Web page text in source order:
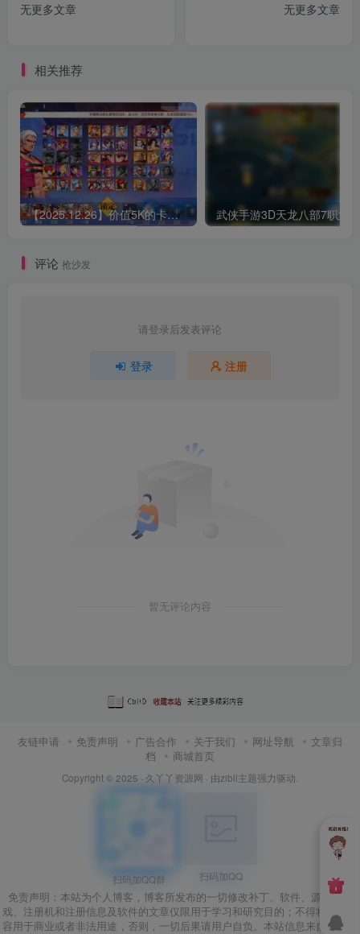
无更多文章
无更多文章
相关推荐
【2025.12.26】价值5K的卡牌手游【SNK拳皇全明星激斗版】双端+源码+GM后台+搭建教程
评论 抢沙发
请登录后发表评论
登录 注册
暂无评论内容
友链申请 免责声明 广告合作 关于我们 网址导航
文章归
档
商城首页
Copyright © 2025 · 久丫丫资源网 · 由zibll主题强力驱动.
扫码加QQ群 扫码加QQ
免责声明：本站为个人博客，博客所发布的一切修改补丁、软件、源码、游
戏、注册机和注册信息及软件的文章仅限用于学习和研究目的；不得将上述内
容用于商业或者非法用途，否则，一切后果请用户自负。本站信息来自网络，